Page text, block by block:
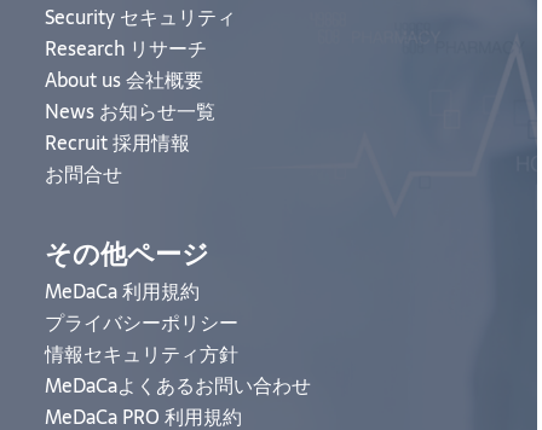
Security セキュリティ
Research リサーチ
About us 会社概要
News お知らせ一覧
Recruit 採用情報
お問合せ
その他ページ
MeDaCa 利用規約
プライバシーポリシー
情報セキュリティ方針
MeDaCaよくあるお問い合わせ
MeDaCa PRO 利用規約